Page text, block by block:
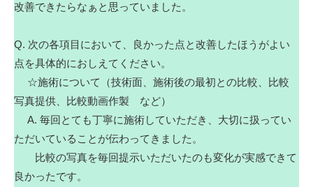
改善できたらなぁと思っていました。
Q. 次の各項目において、良かった点と改善したほうがよい
点を具体的におしえてください。
☆施術について（技術面、施術後の最初との比較、比較
写真提供、比較動画作製 など）
A. 毎回とても丁寧に施術していただき、大切に扱ってい
ただいていることが伝わってきました。
比較の写真を毎回提示いただいたのも変化が実感できて
良かったです。